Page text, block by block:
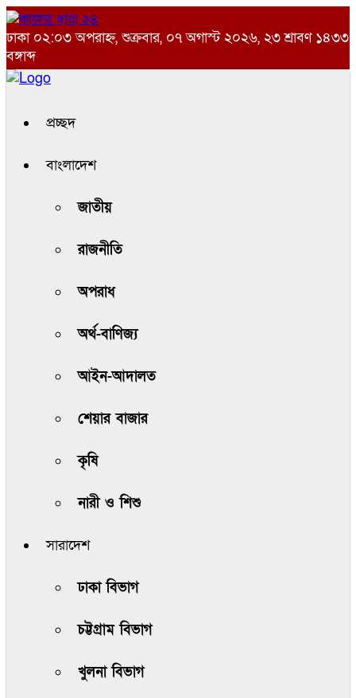
ঢাকা ০২:০৩ অপরাহ্ন, শুক্রবার, ০৭ অগাস্ট ২০২৬, ২৩ শ্রাবণ ১৪৩৩
বঙ্গাব্দ
প্রচ্ছদ
বাংলাদেশ
জাতীয়
রাজনীতি
অপরাধ
অর্থ-বাণিজ্য
আইন-আদালত
শেয়ার বাজার
কৃষি
নারী ও শিশু
সারাদেশ
ঢাকা বিভাগ
চট্টগ্রাম বিভাগ
খুলনা বিভাগ